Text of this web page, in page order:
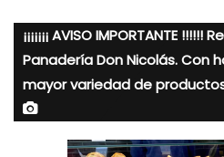
¡¡¡¡¡¡¡ AVISO IMPORTANTE
Panadería Don Nicolás. Con
mayor variedad de